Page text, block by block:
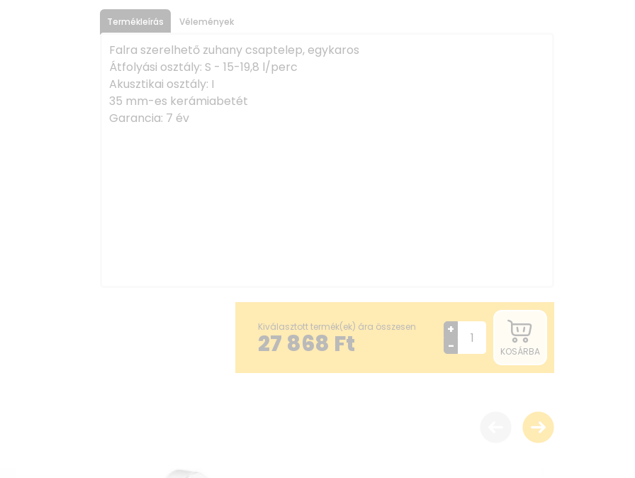
Termékleírás Vélemények
Falra szerelhető zuhany csaptelep, egykaros
Átfolyási osztály: S - 15-19,8 l/perc
Akusztikai osztály: I
35 mm-es kerámiabetét
Garancia: 7 év
Kiválasztott termék(ek) ára összesen
27 868 Ft
+
-
KOSÁRBA